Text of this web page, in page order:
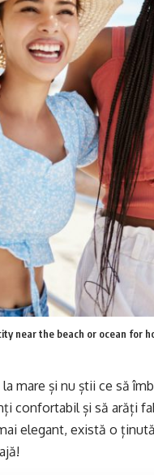
near the beach or ocean for
mare și nu știi ce să
confortabil și să arăți
elegant, există o